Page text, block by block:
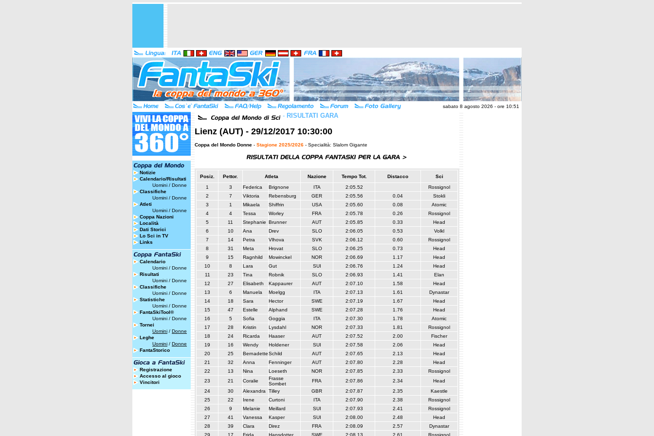
sabato 8 agosto 2026 - ore 10:51
Notizie
Calendario/Risultati
Uomini / Donne
Classifiche
Uomini / Donne
Atleti
Uomini / Donne
Coppa Nazioni
Località
Dati Storici
Lo Sci in TV
Links
Calendario
Uomini / Donne
Risultati
Uomini / Donne
Classifiche
Uomini / Donne
Statistiche
Uomini / Donne
FantaSkiTool®
Uomini / Donne
Tornei
Uomini / Donne
Leghe
Uomini / Donne
FantaStorico
Registrazione
Accesso al gioco
Vincitori
- RISULTATI GARA
Lienz (AUT) - 29/12/2017 10:30:00
Coppa del Mondo Donne - Stagione 2025/2026 - Specialità: Slalom Gigante
Posiz. Pettor. Atleta Nazione Tempo Tot. Distacco
Sci
1
3 Federica Brignone ITA 2:05.52
Rossignol
2
7 Viktoria Rebensburg GER 2:05.56 0.04
Stokli
3
1 Mikaela Shiffrin USA 2:05.60 0.08
Atomic
4
4 Tessa Worley FRA 2:05.78 0.26
Rossignol
5
11 Stephanie Brunner AUT 2:05.85 0.33
Head
6
10 Ana Drev SLO 2:06.05 0.53
Volkl
7
14 Petra Vlhova SVK 2:06.12 0.60
Rossignol
8
31 Meta Hrovat SLO 2:06.25 0.73
Head
9
15 Ragnhild Mowinckel NOR 2:06.69 1.17
Head
10
8 Lara Gut SUI 2:06.76 1.24
Head
11
23 Tina Robnik SLO 2:06.93 1.41
Elan
12
27 Elisabeth Kappaurer AUT 2:07.10 1.58
Head
13
6 Manuela Moelgg ITA 2:07.13 1.61
Dynastar
14
18 Sara Hector SWE 2:07.19 1.67
Head
15
47 Estelle Alphand SWE 2:07.28 1.76
Head
16
5 Sofia Goggia ITA 2:07.30 1.78
Atomic
17
28 Kristin Lysdahl NOR 2:07.33 1.81
Rossignol
18
24 Ricarda Haaser AUT 2:07.52 2.00
Fischer
19
16 Wendy Holdener SUI 2:07.58 2.06
Head
20
25 BernadetteSchild AUT 2:07.65 2.13
Head
21
32 Anna Fenninger AUT 2:07.80 2.28
Head
22
13 Nina Loeseth NOR 2:07.85 2.33
Rossignol
23
21 Coralie
Frasse
Sombet
FRA 2:07.86 2.34
Head
24
30 Alexandra Tilley GBR 2:07.87 2.35
Kaestle
25
22 Irene Curtoni ITA 2:07.90 2.38
Rossignol
26
9 Melanie Meillard SUI 2:07.93 2.41
Rossignol
27
41 Vanessa Kasper SUI 2:08.00 2.48
Head
28
39 Clara Direz FRA 2:08.09 2.57
Dynastar
29
17 Frida Hansdotter SWE 2:08.13 2.61 Rossignol